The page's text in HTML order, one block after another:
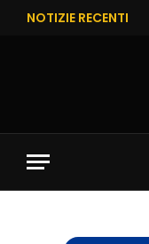
NOTIZIE RECENTI